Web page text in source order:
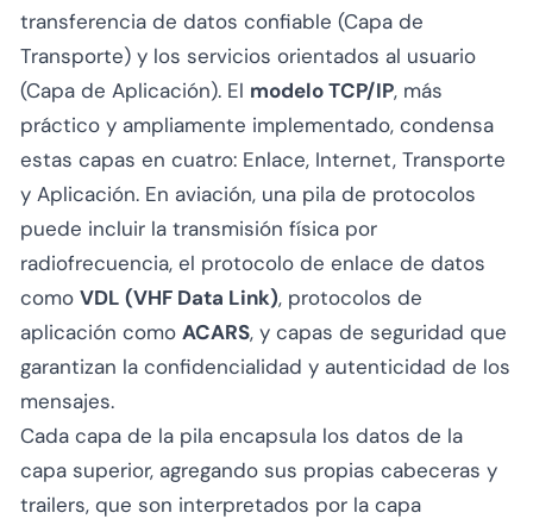
transferencia de datos confiable (Capa de
Transporte) y los servicios orientados al usuario
(Capa de Aplicación). El modelo TCP/IP, más
práctico y ampliamente implementado, condensa
estas capas en cuatro: Enlace, Internet, Transporte
y Aplicación. En aviación, una pila de protocolos
puede incluir la transmisión física por
radiofrecuencia, el protocolo de enlace de datos
como VDL (VHF Data Link), protocolos de
aplicación como ACARS, y capas de seguridad que
garantizan la confidencialidad y autenticidad de los
mensajes.
Cada capa de la pila encapsula los datos de la
capa superior, agregando sus propias cabeceras y
trailers, que son interpretados por la capa